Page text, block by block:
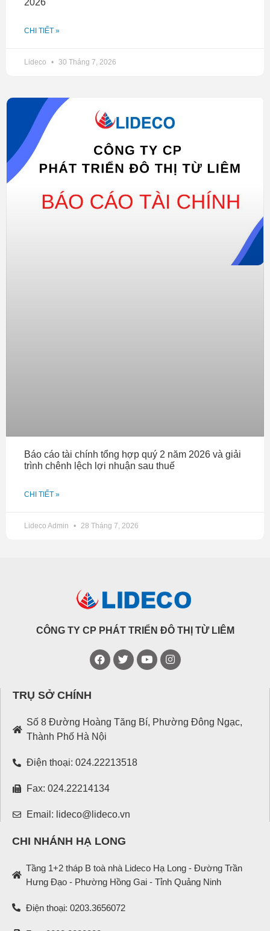
2026
CHI TIẾT »
Lideco 30 Tháng 7, 2026
Báo cáo tài chính tổng hợp quý 2 năm 2026 và giải
trình chênh lệch lợi nhuận sau thuế
CHI TIẾT »
Lideco Admin 28 Tháng 7, 2026
CÔNG TY CP PHÁT TRIỂN ĐÔ THỊ TỪ LIÊM
TRỤ SỞ CHÍNH
Số 8 Đường Hoàng Tăng Bí, Phường Đông Ngạc,
Thành Phố Hà Nội
Điện thoại: 024.22213518
Fax: 024.22214134
Email: lideco@lideco.vn
CHI NHÁNH HẠ LONG
Tầng 1+2 tháp B toà nhà Lideco Hạ Long - Đường Trần
Hưng Đạo - Phường Hồng Gai - Tỉnh Quảng Ninh
Điện thoại: 0203.3656072